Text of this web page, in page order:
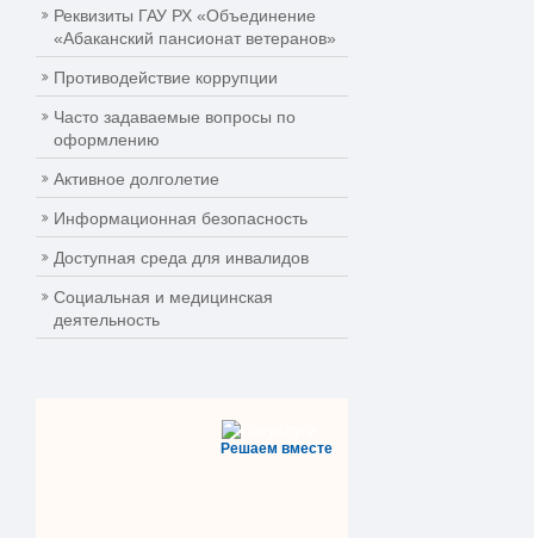
Реквизиты ГАУ РХ «Объединение
«Абаканский пансионат ветеранов»
Противодействие коррупции
Часто задаваемые вопросы по
оформлению
Активное долголетие
Информационная безопасность
Доступная среда для инвалидов
Социальная и медицинская
деятельность
Решаем вместе